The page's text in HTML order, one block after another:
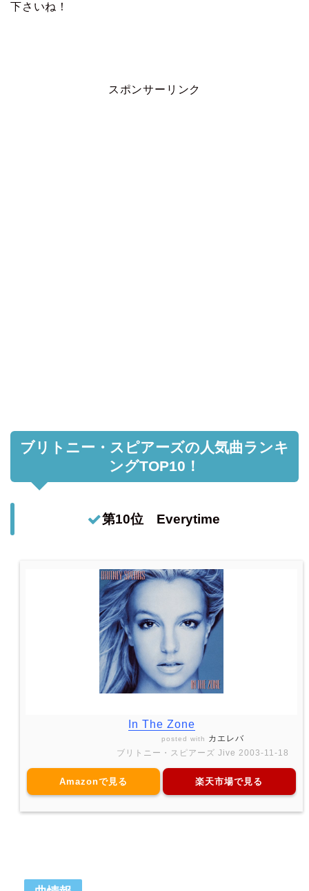
下さいね！
スポンサーリンク
ブリトニー・スピアーズの人気曲ランキ
ングTOP10！
第10位 Everytime
In The Zone
posted with カエレバ
ブリトニー・スピアーズ Jive 2003-11-18
Amazonで見る 楽天市場で見る